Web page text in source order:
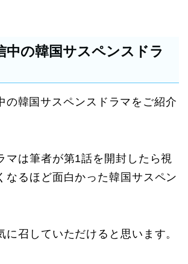
中の韓国サスペンスドラ
の韓国サスペンスドラマをご紹介
マは筆者が第1話を開封したら視
なるほど面白かった韓国サスペン
に召していただけると思います。